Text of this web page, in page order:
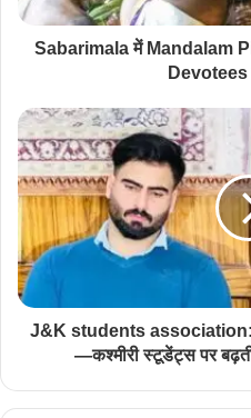
Sabarimala में Mandalam
Devotees
J&K students association:
—कश्मीरी स्टूडेंट्स पर